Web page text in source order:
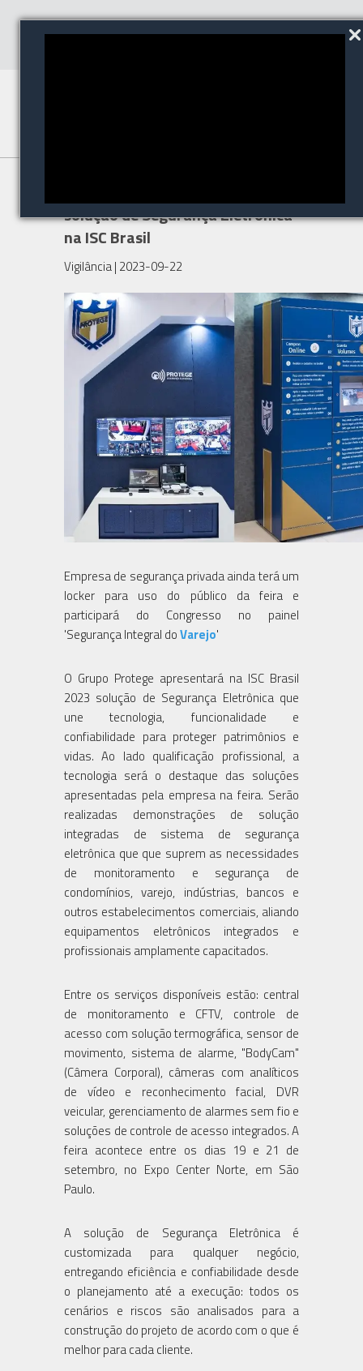
solução de Segurança Eletrônica
na ISC Brasil
Vigilância| 2023-09-22
Empresa de segurança privada ainda terá um
locker para uso do público da feira e
participará do Congresso no painel
'Segurança Integral doVarejo'
O Grupo Protege apresentará na ISC Brasil
2023 solução de Segurança Eletrônica que
une tecnologia, funcionalidade e
confiabilidade para proteger patrimônios e
vidas. Ao lado qualificação profissional, a
tecnologia será o destaque das soluções
apresentadas pela empresa na feira. Serão
realizadas demonstrações de solução
integradas de sistema de segurança
eletrônica que que suprem as necessidades
de monitoramento e segurança de
condomínios, varejo, indústrias, bancos e
outros estabelecimentos comerciais, aliando
equipamentos eletrônicos integrados e
profissionais amplamente capacitados.
Entre os serviços disponíveis estão: central
de monitoramento e CFTV, controle de
acesso com solução termográfica, sensor de
movimento, sistema de alarme, "BodyCam"
(Câmera Corporal), câmeras com analíticos
de vídeo e reconhecimento facial, DVR
veicular, gerenciamento de alarmes sem fio e
soluções de controle de acesso integrados. A
feira acontece entre os dias 19 e 21 de
setembro, no Expo Center Norte, em São
Paulo.
A solução de Segurança Eletrônica é
customizada para qualquer negócio,
entregando eficiência e confiabilidade desde
o planejamento até a execução: todos os
cenários e riscos são analisados para a
construção do projeto de acordo com o que é
melhor para cada cliente.